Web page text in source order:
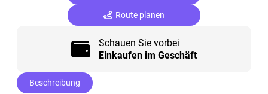
Route planen
Schauen Sie vorbei
Einkaufen im Geschäft
Beschreibung